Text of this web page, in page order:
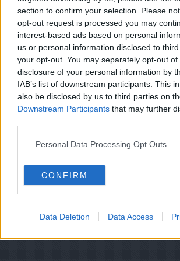
section to confirm your selection. Please
opt-out request is processed you may
interest-based ads based on personal
us or personal information disclosed to
your opt-out. You may separately opt-out
disclosure of your personal information by
IAB’s list of downstream participants. This
also be disclosed by us to third parties on
Downstream Participants that may further
Personal Data Processing Opt Outs
CONFIRM
Data Deletion Data Access
Florentinerne er færdige, når de er flydt
fået en smuk gyldenbrun farve.
Fordel rabarberstykkerne i små dybe
eller skåle. Top op med den frosne lage,
med en gaffel. Server limecreme og